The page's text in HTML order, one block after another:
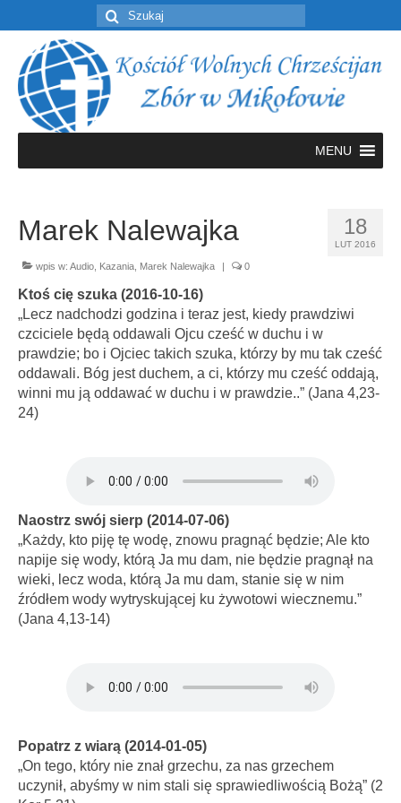
Szuklaj
w:
MENU
18
LUT 2016
Marek Nalewajka
wpis w: Audio Kazania Marek Nalewajka | 0
Ktoś cię szuka (2016-10-16)
„Lecz nadchodzi godzina i teraz jest, kiedy prawdziwi
czciciele będą oddawali Ojcu cześć w duchu i w
prawdzie; bo i Ojciec takich szuka, którzy by mu tak cześć
oddawali. Bóg jest duchem, a ci, którzy mu cześć oddają,
winni mu ją oddawać w duchu i w prawdzie..” (Jana 4,23-
24)
Naostrz swój sierp (2014-07-06)
„Każdy, kto piję tę wodę, znowu pragnąć będzie; Ale kto
napije się wody, którą Ja mu dam, nie będzie pragnął na
wieki, lecz woda, którą Ja mu dam, stanie się w nim
źródłem wody wytryskującej ku żywotowi wiecznemu.”
(Jana 4,13-14)
Popatrz z wiarą (2014-01-05)
„On tego, który nie znał grzechu, za nas grzechem
uczynił, abyśmy w nim stali się sprawiedliwością Bożą” (2